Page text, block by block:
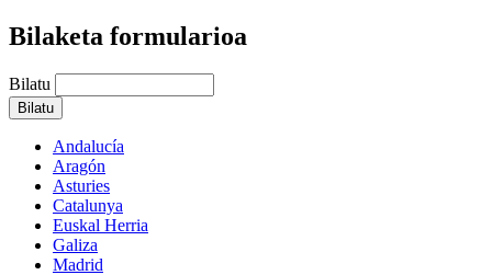
Bilaketa formularioa
Bilatu
Andalucía
Aragón
Asturies
Catalunya
Euskal Herria
Galiza
Madrid